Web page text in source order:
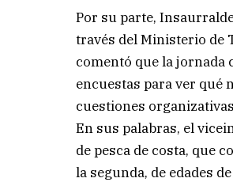
Por su parte,
través del Ministerio de
comentó que la jornada
encuestas para ver qué
cuestiones
En sus palabras, el
de pesca de costa, que
la segunda, de edades